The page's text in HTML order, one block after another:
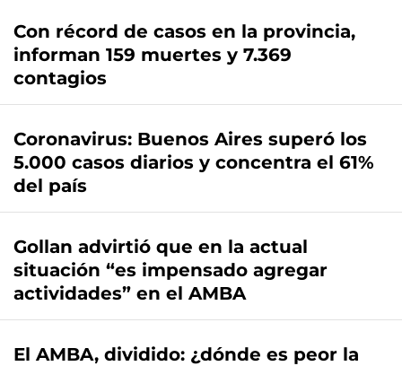
Con récord de casos en la provincia,
informan 159 muertes y 7.369
contagios
Coronavirus: Buenos Aires superó los
5.000 casos diarios y concentra el 61%
del país
Gollan advirtió que en la actual
situación “es impensado agregar
actividades” en el AMBA
El AMBA, dividido: ¿dónde es peor la